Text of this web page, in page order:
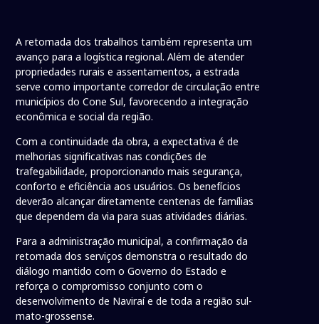
A retomada dos trabalhos também representa um
avanço para a logística regional. Além de atender
propriedades rurais e assentamentos, a estrada
serve como importante corredor de circulação entre
municípios do Cone Sul, favorecendo a integração
econômica e social da região.
Com a continuidade da obra, a expectativa é de
melhorias significativas nas condições de
trafegabilidade, proporcionando mais segurança,
conforto e eficiência aos usuários. Os benefícios
deverão alcançar diretamente centenas de famílias
que dependem da via para suas atividades diárias.
Para a administração municipal, a confirmação da
retomada dos serviços demonstra o resultado do
diálogo mantido com o Governo do Estado e
reforça o compromisso conjunto com o
desenvolvimento de Naviraí e de toda a região sul-
mato-grossense.